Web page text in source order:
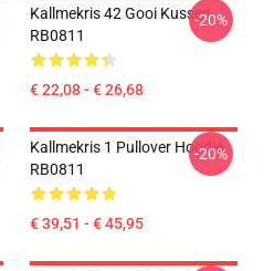
Kallmekris 42 Gooi Kussen
RB0811
€ 22,08 - € 26,68
-20%
Kallmekris 1 Pullover Hoodie
RB0811
€ 39,51 - € 45,95
-20%